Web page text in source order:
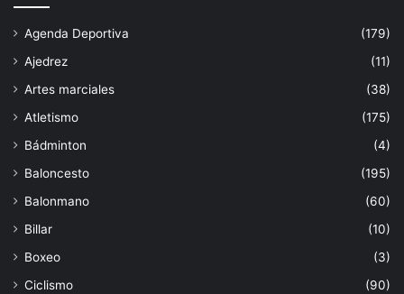
Agenda Deportiva
(179)
Ajedrez
(11)
Artes marciales
(38)
Atletismo
(175)
Bádminton
(4)
Baloncesto
(195)
Balonmano
(60)
Billar
(10)
Boxeo
(3)
Ciclismo
(90)